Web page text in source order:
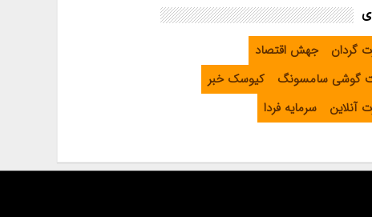
گردان
جهش اقتصاد
گوشی سامسونگ
کیوسک خبر
آنلاین
سرمایه فردا